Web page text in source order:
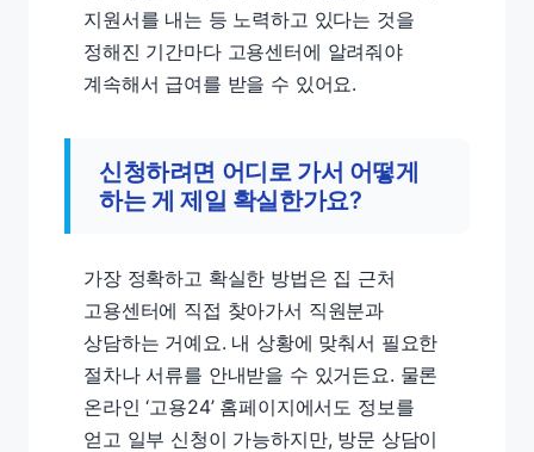
지원서를 내는 등 노력하고 있다는 것을
정해진 기간마다 고용센터에 알려줘야
계속해서 급여를 받을 수 있어요.
신청하려면 어디로 가서 어떻게
하는 게 제일 확실한가요?
가장 정확하고 확실한 방법은 집 근처
고용센터에 직접 찾아가서 직원분과
상담하는 거예요. 내 상황에 맞춰서 필요한
절차나 서류를 안내받을 수 있거든요. 물론
온라인 ‘고용24’ 홈페이지에서도 정보를
얻고 일부 신청이 가능하지만, 방문 상담이